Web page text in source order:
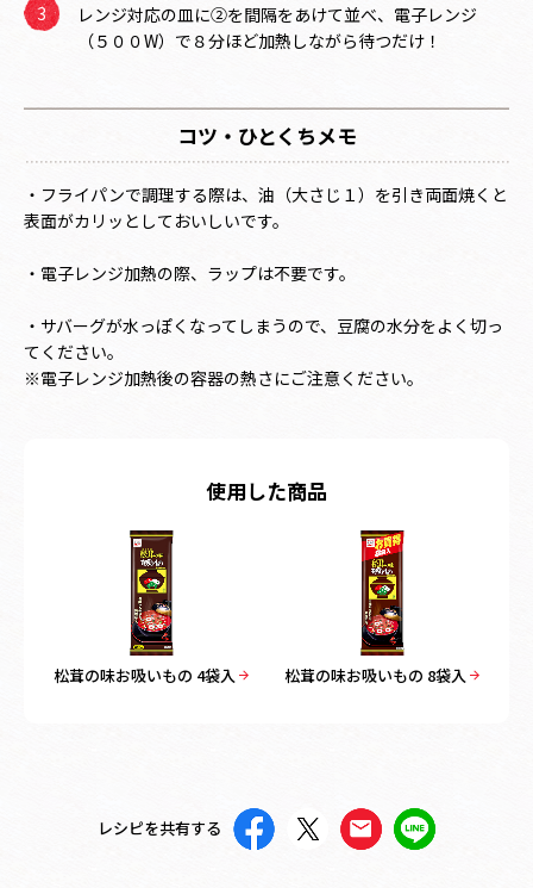
レンジ対応の皿に②を間隔をあけて並べ、電子レンジ
（５００W）で８分ほど加熱しながら待つだけ！
コツ・ひとくちメモ
・フライパンで調理する際は、油（大さじ１）を引き両面焼くと
表面がカリッとしておいしいです。
・電子レンジ加熱の際、ラップは不要です。
・サバーグが水っぽくなってしまうので、豆腐の水分をよく切っ
てください。
※電子レンジ加熱後の容器の熱さにご注意ください。
使用した商品
松茸の味お吸いもの 4袋入 松茸の味お吸いもの 8袋入
レシピを共有する